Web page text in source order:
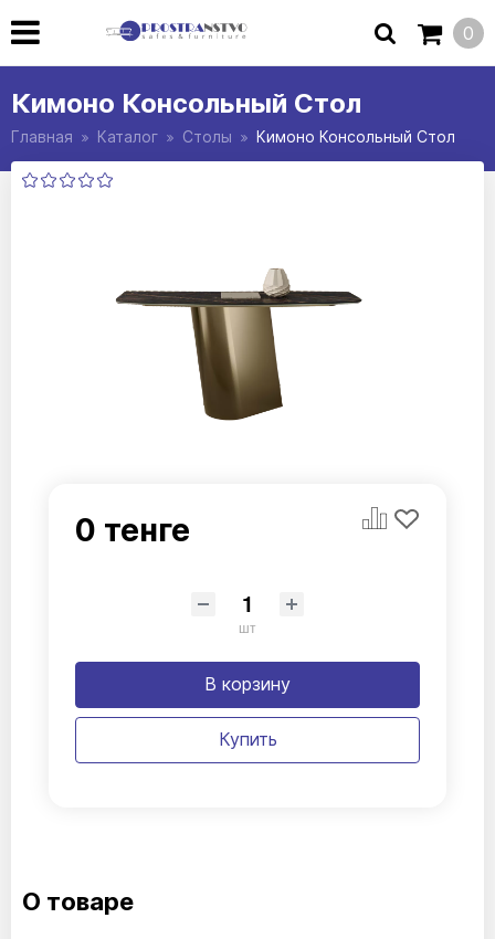
0
Кимоно Консольный Стол
Главная Каталог Столы Кимоно Консольный Стол
0 тенге
шт
В корзину
Купить
О товаре